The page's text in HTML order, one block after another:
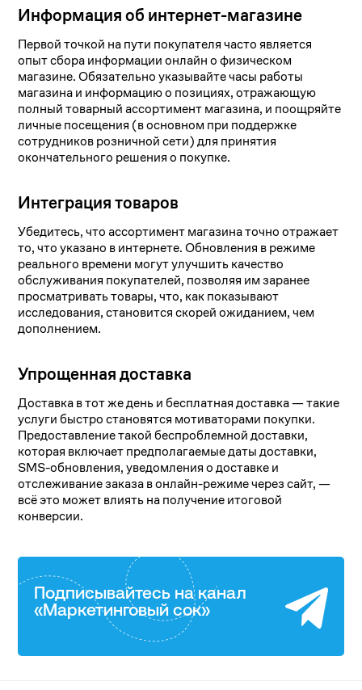
Информация об интернет-магазине
Первой точкой на пути покупателя часто является
опыт сбора информации онлайн о физическом
магазине. Обязательно указывайте часы работы
магазина и информацию о позициях, отражающую
полный товарный ассортимент магазина, и поощряйте
личные посещения (в основном при поддержке
сотрудников розничной сети) для принятия
окончательного решения о покупке.
Интеграция товаров
Убедитесь, что ассортимент магазина точно отражает
то, что указано в интернете. Обновления в режиме
реального времени могут улучшить качество
обслуживания покупателей, позволяя им заранее
просматривать товары, что, как показывают
исследования, становится скорей ожиданием, чем
дополнением.
Упрощенная доставка
Доставка в тот же день и бесплатная доставка — такие
услуги быстро становятся мотиваторами покупки.
Предоставление такой беспроблемной доставки,
которая включает предполагаемые даты доставки,
SMS-обновления, уведомления о доставке и
отслеживание заказа в онлайн-режиме через сайт, —
всё это может влиять на получение итоговой
конверсии.
Подписывайтесь на канал
«Маркетинговый сок»